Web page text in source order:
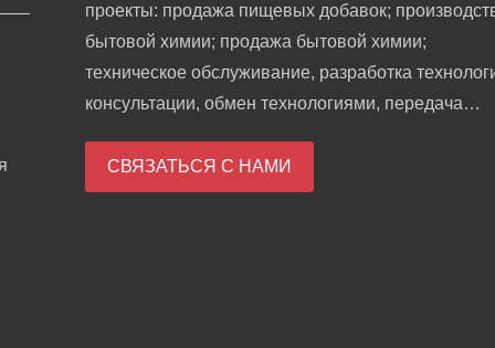
проекты: продажа пищевых добавок;
бытовой химии; продажа бытовой химии;
техническое обслуживание, разработка
консультации, обмен технологиями, передача
исследования и разработки в области
кормов; разработка промышленных ферментов;
СВЯЗАТЬСЯ С НАМИ